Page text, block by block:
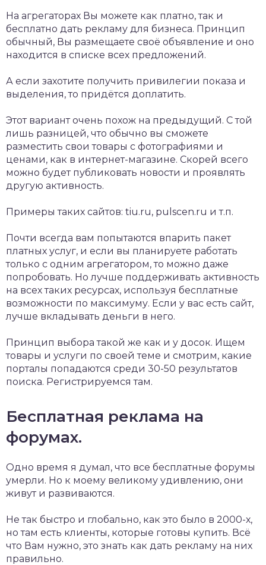
На агрегаторах Вы можете как платно, так и
бесплатно дать рекламу для бизнеса. Принцип
обычный, Вы размещаете своё объявление и оно
находится в списке всех предложений.
А если захотите получить привилегии показа и
выделения, то придётся доплатить.
Этот вариант очень похож на предыдущий. С той
лишь разницей, что обычно вы сможете
разместить свои товары с фотографиями и
ценами, как в интернет-магазине. Скорей всего
можно будет публиковать новости и проявлять
другую активность.
Примеры таких сайтов: tiu.ru, pulscen.ru и т.п.
Почти всегда вам попытаются впарить пакет
платных услуг, и если вы планируете работать
только с одним агрегатором, то можно даже
попробовать. Но лучше поддерживать активность
на всех таких ресурсах, используя бесплатные
возможности по максимуму. Если у вас есть сайт,
лучше вкладывать деньги в него.
Принцип выбора такой же как и у досок. Ищем
товары и услуги по своей теме и смотрим, какие
порталы попадаются среди 30-50 результатов
поиска. Регистрируемся там.
Бесплатная реклама на
форумах.
Одно время я думал, что все бесплатные форумы
умерли. Но к моему великому удивлению, они
живут и развиваются.
Не так быстро и глобально, как это было в 2000-х,
но там есть клиенты, которые готовы купить. Всё
что Вам нужно, это знать как дать рекламу на них
правильно.